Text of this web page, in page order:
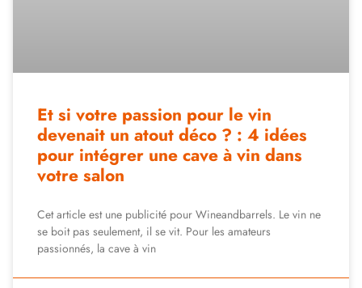
Et si votre passion pour le vin
devenait un atout déco ? : 4 idées
pour intégrer une cave à vin dans
votre salon
Cet article est une publicité pour Wineandbarrels. Le vin ne
se boit pas seulement, il se vit. Pour les amateurs
passionnés, la cave à vin